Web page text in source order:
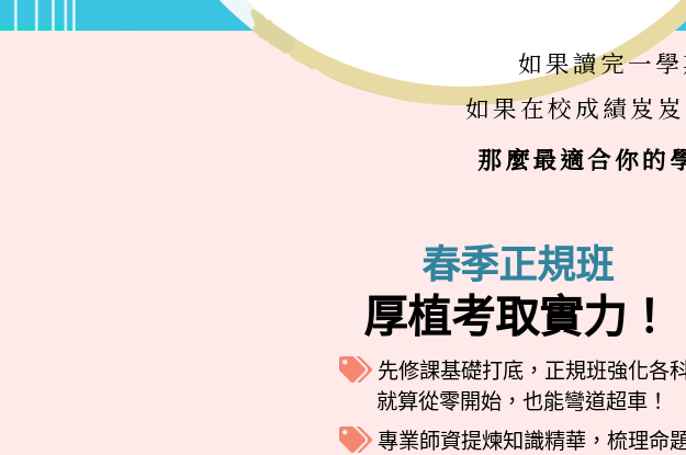
如果讀完一
如果在校成績岌岌
那麼最適合你的
春季正規班
厚植考取實力！
先修課基礎打底，正規班強化各
就算從零開始，也能彎道超車！
專業師資提煉知識精華，梳理命